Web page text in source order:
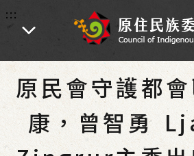
:::
:::
原民會守護都
康，曾智勇